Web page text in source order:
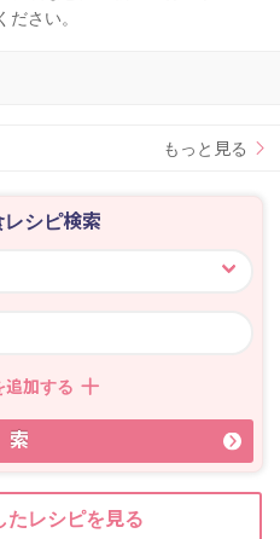
さい。
もっと見る
シピ検索
追加する
索
たレシピを見る